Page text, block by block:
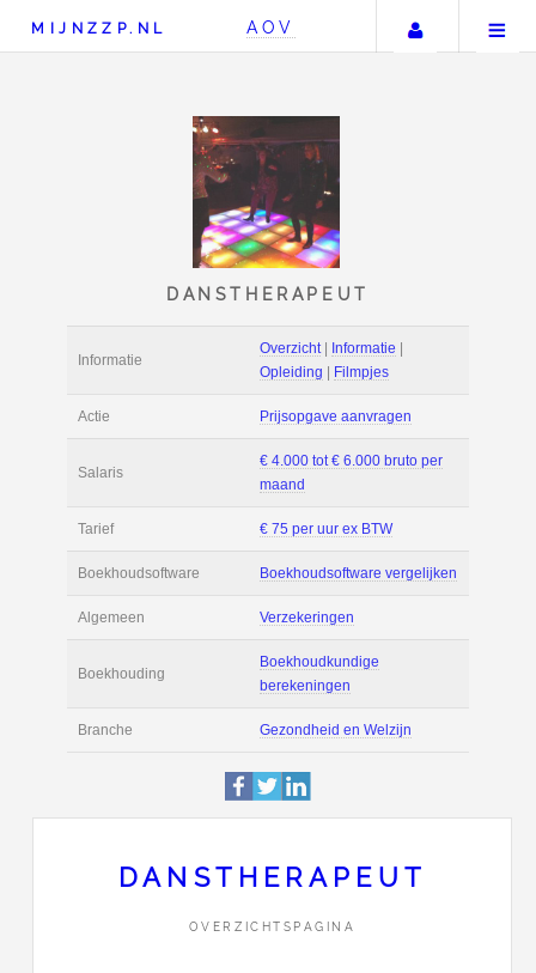
MIJNZZP.NL AOV Uw
DANSTHERAPEUT
Actie Prijsopgave
€ 4.000 tot € 6.000
maand
Tarief € 75 per uur ex
Boekhoudsoftware
Boekhouding
DANSTHERAPEUT
OVERZICHTSPAGINA